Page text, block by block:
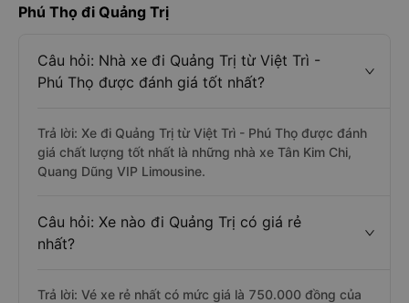
Phú Thọ đi Quảng Trị
Câu hỏi: Nhà xe đi Quảng Trị từ Việt Trì -
Phú Thọ được đánh giá tốt nhất?
Trả lời: Xe đi Quảng Trị từ Việt Trì - Phú Thọ được đánh
giá chất lượng tốt nhất là những nhà xe Tân Kim Chi,
Quang Dũng VIP Limousine.
Câu hỏi: Xe nào đi Quảng Trị có giá rẻ
nhất?
Trả lời: Vé xe rẻ nhất có mức giá là 750.000 đồng của